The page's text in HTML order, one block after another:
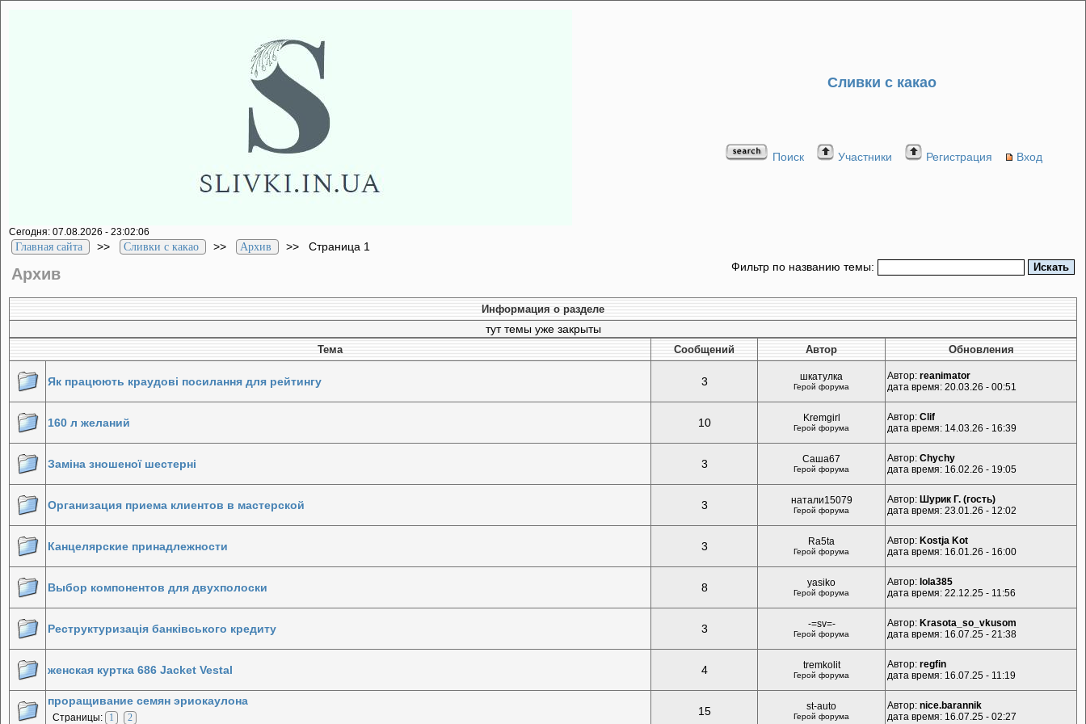
Сливки с какао
Поиск Участники Регистрация Вход
Сегодня: 07.08.2026 - 23:02:06
Главная сайта >> Сливки с какао >> Архив >> Страница 1
Архив Фильтр по названию темы:
Информация о разделе
тут темы уже закрыты
Тема Cообщений Автор Обновления
Як працюють краудові посилання для рейтингу 3 шкатулка
Герой форума
Автор: reanimator
дата время: 20.03.26 - 00:51
160 л желаний 10 Kremgirl
Герой форума
Автор: Clif
дата время: 14.03.26 - 16:39
Заміна зношеної шестерні 3 Саша67
Герой форума
Автор: Chychy
дата время: 16.02.26 - 19:05
Организация приема клиентов в мастерской 3 натали15079
Герой форума
Автор: Шурик Г. (гость)
дата время: 23.01.26 - 12:02
Канцелярские принадлежности 3 Ra5ta
Герой форума
Автор: Kostja Kot
дата время: 16.01.26 - 16:00
Выбор компонентов для двухполоски 8 yasiko
Герой форума
Автор: lola385
дата время: 22.12.25 - 11:56
Реструктуризація банківського кредиту 3 -=sv=-
Герой форума
Автор: Krasota_so_vkusom
дата время: 16.07.25 - 21:38
женская куртка 686 Jacket Vestal 4 tremkolit
Герой форума
Автор: regfin
дата время: 16.07.25 - 11:19
проращивание семян эриокаулона
Страницы: 1 2
15 st-auto
Герой форума
Автор: nice.barannik
дата время: 16.07.25 - 02:27